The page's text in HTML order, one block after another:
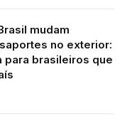
mudam
no exterior:
para brasileiros que